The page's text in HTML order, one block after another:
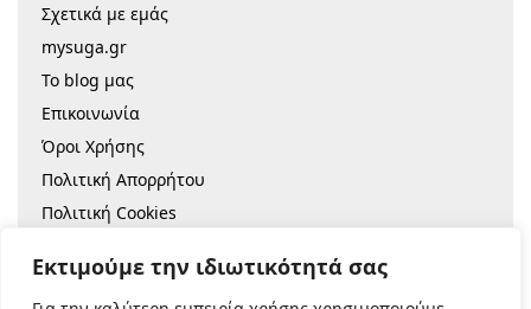
Εκτιμούμε την ιδιωτικότητά σας
Σχετικά με εμάς
mysuga.gr
Το blog μας
Επικοινωνία
Όροι Χρήσης
Πολιτική Απορρήτου
Πολιτική Cookies